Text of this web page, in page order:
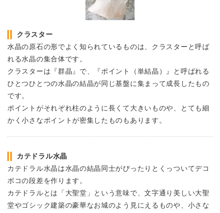
クラスター
水晶の原石の形でよく知られているものは、クラスターと呼ば
れる水晶の集合体です。
クラスターは『群晶』で、『ポイント（単結晶）』と呼ばれる
ひとつひとつの水晶の結晶が同じ基盤に集まって成長したもの
です。
ポイントがそれぞれ柱のように長くて大きいものや、とても細
かく小さなポイントが密集したものもあります。
カテドラル水晶
カテドラル水晶は水晶の結晶同士がぴったりとくっついてデコ
ボコの段差を作ります。
カテドラルとは「大聖堂」という意味で、文字通り美しい大聖
堂やゴシック建築の豪華なお城のよう見にえるものや、小さな